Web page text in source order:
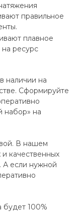
правильное
плавное
ресурс
наличии на
Сформируйте
набор» на
В нашем
и качественных
А если нужной
будет 100%